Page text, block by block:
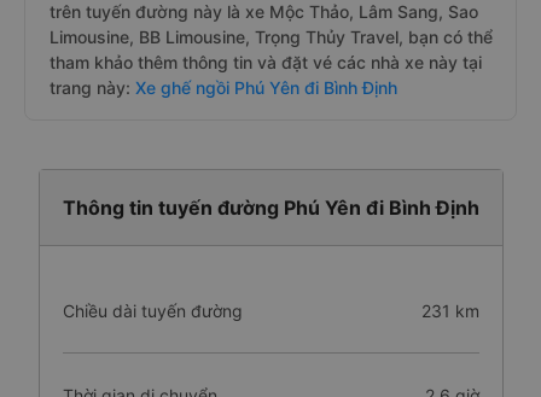
trên tuyến đường này là xe Mộc Thảo, Lâm Sang, Sao
Limousine, BB Limousine, Trọng Thủy Travel, bạn có thể
tham khảo thêm thông tin và đặt vé các nhà xe này tại
trang này: Xe ghế ngồi Phú Yên đi Bình Định
Thông tin tuyến đường Phú Yên đi Bình Định
Chiều dài tuyến đường 231 km